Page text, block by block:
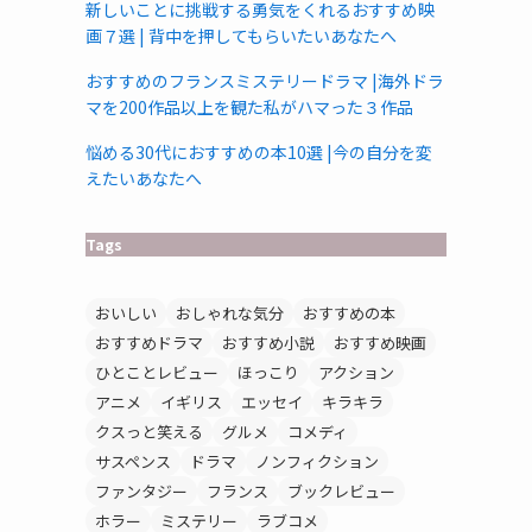
新しいことに挑戦する勇気をくれるおすすめ映
画７選 | 背中を押してもらいたいあなたへ
おすすめのフランスミステリードラマ |海外ドラ
マを200作品以上を観た私がハマった３作品
悩める30代におすすめの本10選 |今の自分を変
えたいあなたへ
Tags
おいしい おしゃれな気分
おすすめの本
おすすめドラマ
おすすめ小説
おすすめ映画
ひとことレビュー
ほっこり
アクション
アニメ
イギリス エッセイ
キラキラ
クスっと笑える
グルメ
コメディ
サスペンス
ドラマ
ノンフィクション
ファンタジー
フランス
ブックレビュー
ホラー
ミステリー ラブコメ